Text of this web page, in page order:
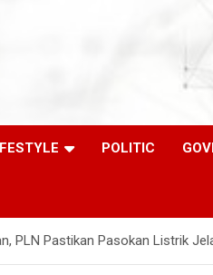
POLITIC
PLN Pastikan Pasokan Listrik